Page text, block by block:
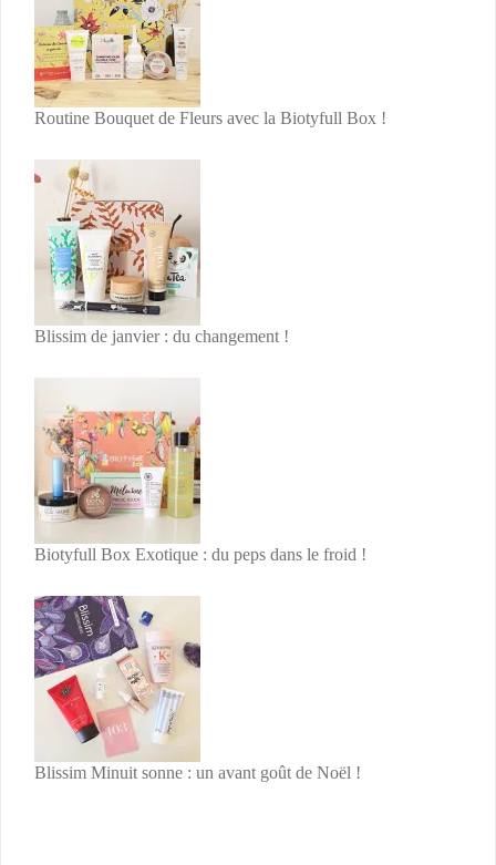
Routine Bouquet de Fleurs avec la Biotyfull Box !
Blissim de janvier : du changement !
Biotyfull Box Exotique : du peps dans le froid !
Blissim Minuit sonne : un avant goût de Noël !